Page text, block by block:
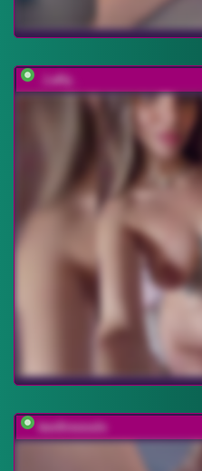
_Lally_
twofiresouls